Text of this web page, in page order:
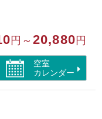
い円～20,880 円
空室
カレンダー